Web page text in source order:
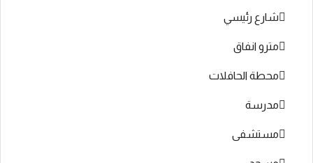
شارع رئيسي
مترو انفاق
محطة الحافلات
مدرسة
مستشفى